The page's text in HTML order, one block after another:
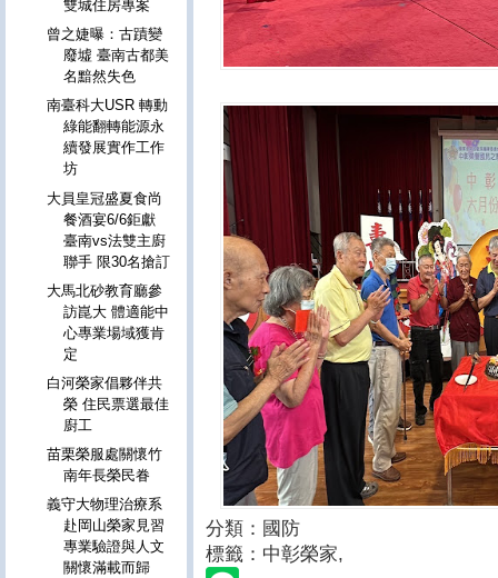
分類：國防
標籤：中彰榮家,
雙城住房專案
曾之婕曝：古蹟變
廢墟 臺南古都美
名黯然失色
南臺科大USR 轉動
綠能翻轉能源永
續發展實作工作
坊
大員皇冠盛夏食尚
餐酒宴6/6鉅獻
臺南vs法雙主廚
聯手 限30名搶訂
大馬北砂教育廳參
訪崑大 體適能中
心專業場域獲肯
定
白河榮家倡夥伴共
榮 住民票選最佳
廚工
苗栗榮服處關懷竹
南年長榮民眷
義守大物理治療系
赴岡山榮家見習
專業驗證與人文
關懷滿載而歸